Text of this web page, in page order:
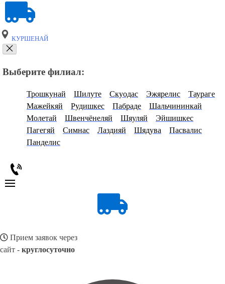
КУРШЕНАЙ
Выберите филиал:
Трошкунай Шилуте Скуодас Эжярелис
Таураге
Мажейкяй
Рудишкес Пабраде
Шальчининкай
Молетай
Швенчёнеляй Шяуляй
Эйшишкес
Пагегяй
Симнас Лаздияй Шядува
Пасвалис
Панделис
Прием заявок через
сайт - круглосуточно